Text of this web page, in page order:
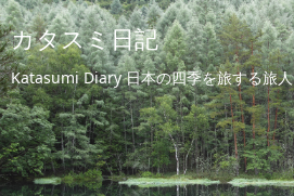
カタスミ日記
Katasumi Diary 日本の四季を旅する旅人